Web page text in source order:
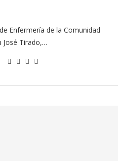
Enfermería de la Comunidad
José Tirado,…